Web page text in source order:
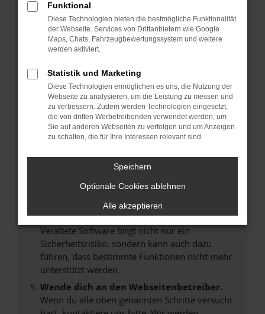
Überprüfe deine Firewall und deine
Internetverbindung.
Laden andere Webseiten, zum Beispiel deine
Suchmaschine?
Manche Erweiterungen, wie Werbeblocker,
können das Laden bestimmter Seiten
verhindern. Funktioniert die Seite in einem
anderen Browser oder in einem privaten
Fenster?
Das kann manchmal helfen, vorübergehende
Probleme zu beheben.
Stelle sicher, dass dein Browser und dein
Betriebssystem auf dem neuesten Stand
sind.
Veraltete Software birgt nicht nur ein
Sicherheitsrisiko, sondern kann auch dazu
führen, dass bestimmte Funktionen nicht mehr
unterstützt werden.
Wende dich an den Webseitenbetreiber.
Wenn du alle oben genannten Schritte versucht
Funktional
Diese Technologien bieten die bestmögliche Funktionalität
der Webseite. Services von Drittanbietern wie Google
Maps, Chats, Fahrzeugbewertungssystem und weitere
werden aktiviert.
Statistik und Marketing
Diese Technologien ermöglichen es uns, die Nutzung der
Webseite zu analysieren, um die Leistung zu messen und
zu verbessern. Zudem werden Technologien eingesetzt,
die von dritten Werbetreibenden verwendet werden, um
Sie auf anderen Webseiten zu verfolgen und um Anzeigen
zu schalten, die für Ihre Interessen relevant sind.
Speichern
Optionale Cookies ablehnen
Alle akzeptieren